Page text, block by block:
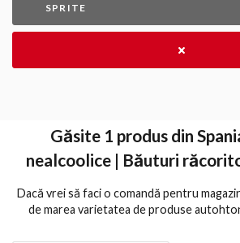
SPRITE
Găsite 1 produs din
nealcoolice | Băuturi
Dacă vrei să faci o comandă pentru
de marea varietatea de produse